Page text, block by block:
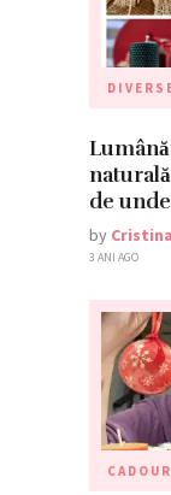
de
by
3 ANI AGO